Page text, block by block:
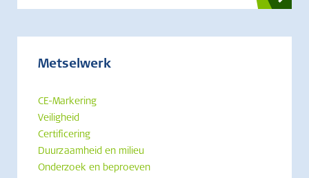
Metselwerk
CE-Markering
Veiligheid
Certificering
Duurzaamheid en milieu
Onderzoek en beproeven